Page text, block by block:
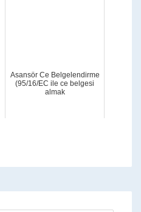
Asansör Ce Belgelendirme
(95/16/EC ile ce belgesi
almak